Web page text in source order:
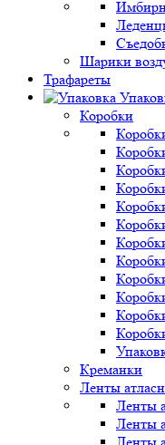
Шарики
Трафареты
Коробки
Креманки
Ленты
Ленты
Ленты